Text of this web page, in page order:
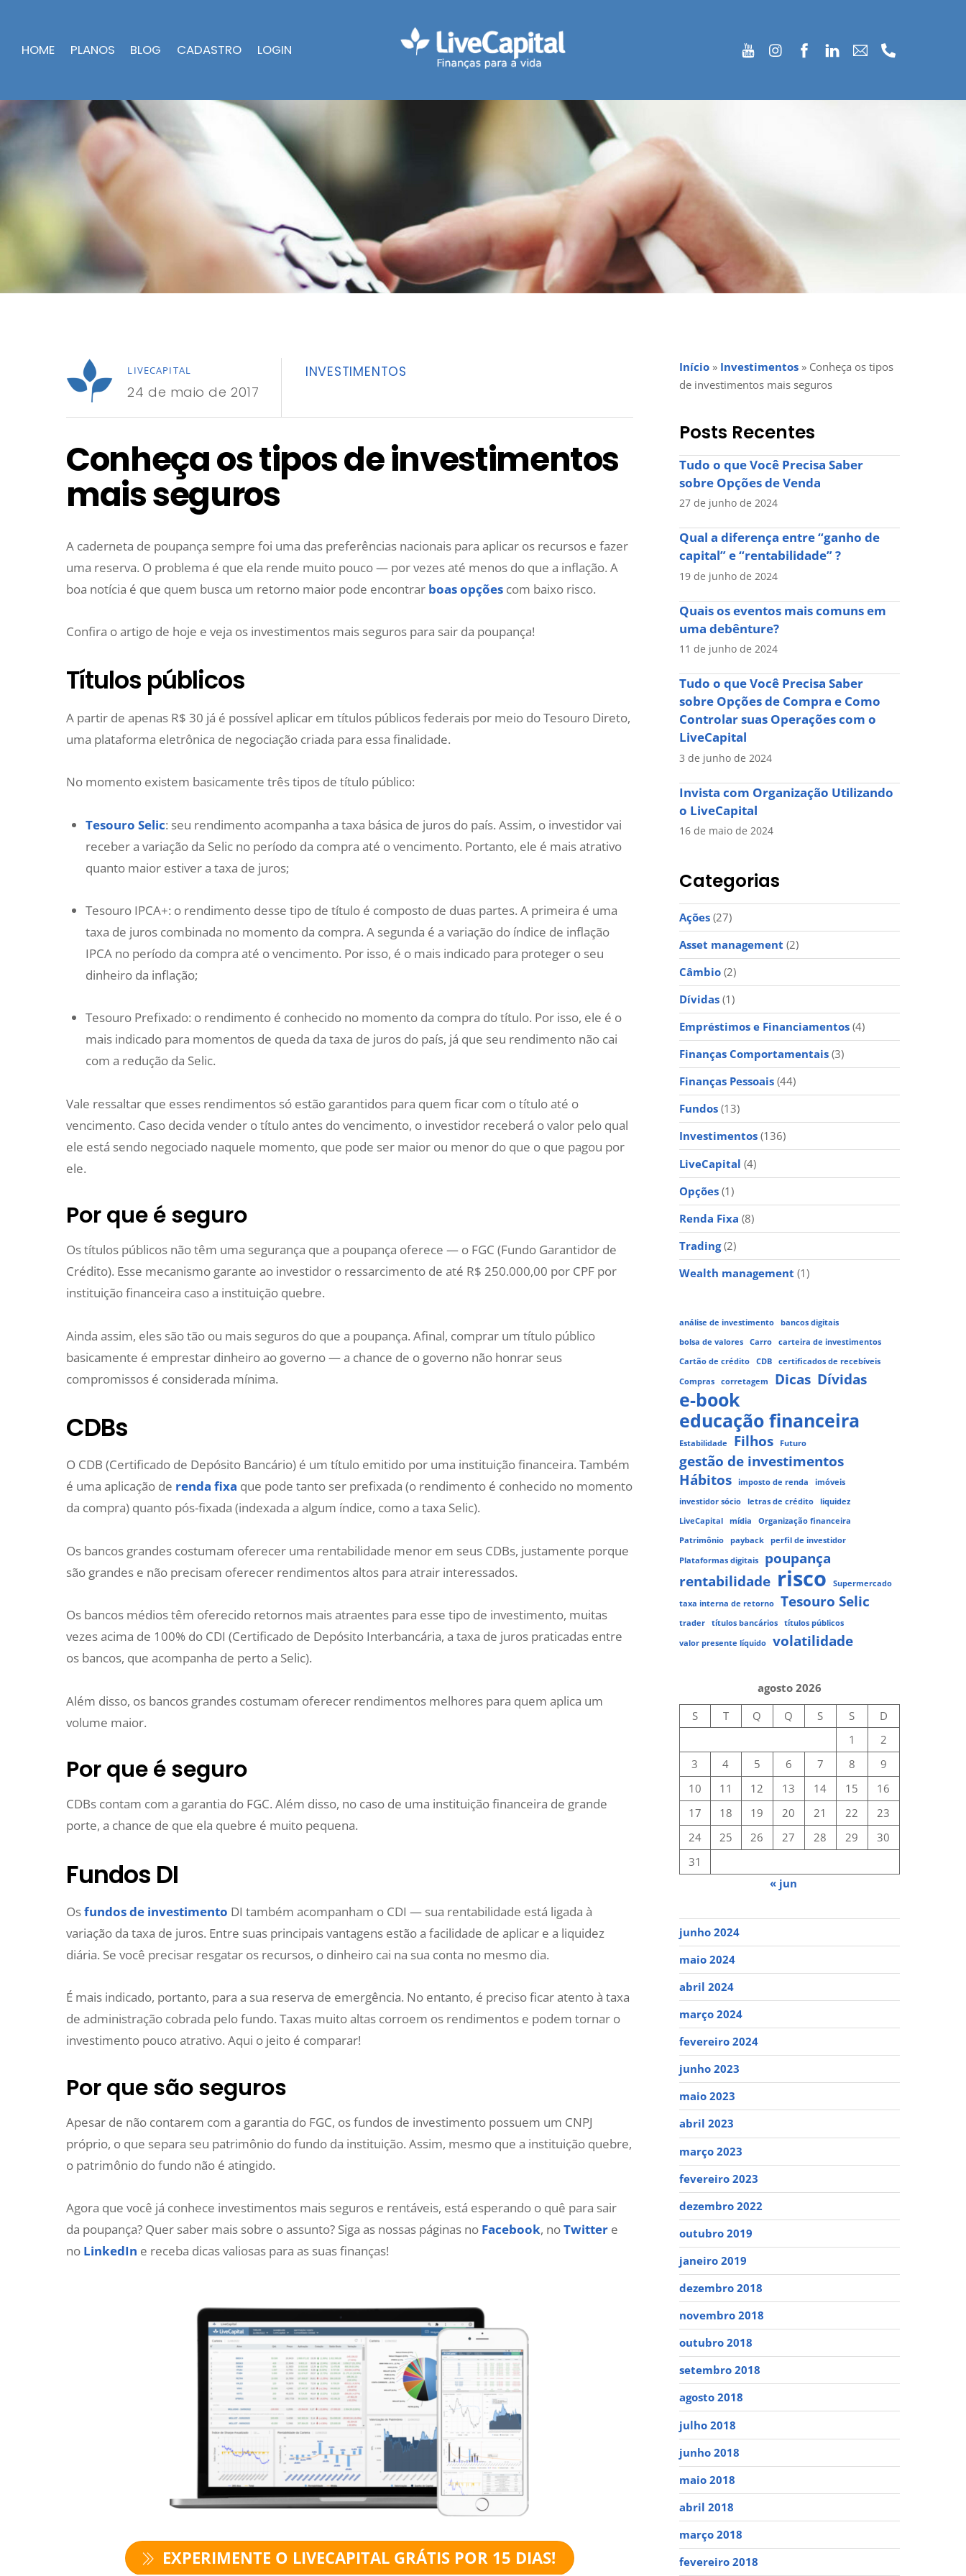
HOME PLANOS BLOG CADASTRO LOGIN
LIVECAPITAL
24 de maio de 2017
INVESTIMENTOS
Conheça os tipos de investimentos
mais seguros
A caderneta de poupança sempre foi uma das preferências nacionais para aplicar os recursos e fazer
uma reserva. O problema é que ela rende muito pouco — por vezes até menos do que a inflação. A
boa notícia é que quem busca um retorno maior pode encontrar boas opções com baixo risco.
Confira o artigo de hoje e veja os investimentos mais seguros para sair da poupança!
Títulos públicos
A partir de apenas R$ 30 já é possível aplicar em títulos públicos federais por meio do Tesouro Direto,
uma plataforma eletrônica de negociação criada para essa finalidade.
No momento existem basicamente três tipos de título público:
Tesouro Selic: seu rendimento acompanha a taxa básica de juros do país. Assim, o investidor vai
receber a variação da Selic no período da compra até o vencimento. Portanto, ele é mais atrativo
quanto maior estiver a taxa de juros;
Tesouro IPCA+: o rendimento desse tipo de título é composto de duas partes. A primeira é uma
taxa de juros combinada no momento da compra. A segunda é a variação do índice de inflação
IPCA no período da compra até o vencimento. Por isso, é o mais indicado para proteger o seu
dinheiro da inflação;
Tesouro Prefixado: o rendimento é conhecido no momento da compra do título. Por isso, ele é o
mais indicado para momentos de queda da taxa de juros do país, já que seu rendimento não cai
com a redução da Selic.
Vale ressaltar que esses rendimentos só estão garantidos para quem ficar com o título até o
vencimento. Caso decida vender o título antes do vencimento, o investidor receberá o valor pelo qual
ele está sendo negociado naquele momento, que pode ser maior ou menor do que o que pagou por
ele.
Por que é seguro
Os títulos públicos não têm uma segurança que a poupança oferece — o FGC (Fundo Garantidor de
Crédito). Esse mecanismo garante ao investidor o ressarcimento de até R$ 250.000,00 por CPF por
instituição financeira caso a instituição quebre.
Ainda assim, eles são tão ou mais seguros do que a poupança. Afinal, comprar um título público
basicamente é emprestar dinheiro ao governo — a chance de o governo não honrar seus
compromissos é considerada mínima.
CDBs
O CDB (Certificado de Depósito Bancário) é um título emitido por uma instituição financeira. Também
é uma aplicação de renda fixa que pode tanto ser prefixada (o rendimento é conhecido no momento
da compra) quanto pós-fixada (indexada a algum índice, como a taxa Selic).
Os bancos grandes costumam oferecer uma rentabilidade menor em seus CDBs, justamente porque
são grandes e não precisam oferecer rendimentos altos para atrair interessados.
Os bancos médios têm oferecido retornos mais atraentes para esse tipo de investimento, muitas
vezes acima de 100% do CDI (Certificado de Depósito Interbancária, a taxa de juros praticadas entre
os bancos, que acompanha de perto a Selic).
Além disso, os bancos grandes costumam oferecer rendimentos melhores para quem aplica um
volume maior.
Por que é seguro
CDBs contam com a garantia do FGC. Além disso, no caso de uma instituição financeira de grande
porte, a chance de que ela quebre é muito pequena.
Fundos DI
Osfundos de investimento DI também acompanham o CDI — sua rentabilidade está ligada à
variação da taxa de juros. Entre suas principais vantagens estão a facilidade de aplicar e a liquidez
diária. Se você precisar resgatar os recursos, o dinheiro cai na sua conta no mesmo dia.
É mais indicado, portanto, para a sua reserva de emergência. No entanto, é preciso ficar atento à taxa
de administração cobrada pelo fundo. Taxas muito altas corroem os rendimentos e podem tornar o
investimento pouco atrativo. Aqui o jeito é comparar!
Por que são seguros
Apesar de não contarem com a garantia do FGC, os fundos de investimento possuem um CNPJ
próprio, o que separa seu patrimônio do fundo da instituição. Assim, mesmo que a instituição quebre,
o patrimônio do fundo não é atingido.
Agora que você já conhece investimentos mais seguros e rentáveis, está esperando o quê para sair
da poupança? Quer saber mais sobre o assunto? Siga as nossas páginas no Facebook, noTwitter e
no LinkedIn e receba dicas valiosas para as suas finanças!
EXPERIMENTE O LIVECAPITAL GRÁTIS POR 15 DIAS!
Início » Investimentos »Conheça os tipos
de investimentos mais seguros
Posts Recentes
Tudo o que Você Precisa Saber
sobre Opções de Venda
27 de junho de 2024
Qual a diferença entre “ganho de
capital” e “rentabilidade” ?
19 de junho de 2024
Quais os eventos mais comuns em
uma debênture?
11 de junho de 2024
Tudo o que Você Precisa Saber
sobre Opções de Compra e Como
Controlar suas Operações com o
LiveCapital
3 de junho de 2024
Invista com Organização Utilizando
o LiveCapital
16 de maio de 2024
Categorias
Ações(27)
Asset management (2)
Câmbio(2)
Dívidas(1)
Empréstimos e Financiamentos(4)
Finanças Comportamentais(3)
Finanças Pessoais(44)
Fundos(13)
Investimentos(136)
LiveCapital (4)
Opções(1)
Renda Fixa (8)
Trading(2)
Wealth management (1)
análise de investimento
bancos digitais
bolsa de valores
Carro
carteira de investimentos
Cartão de crédito
CDB
certificados de recebíveis
Compras
corretagem Dicas Dívidas
e-book
educação financeira
Estabilidade Filhos Futuro
gestão de investimentos
Hábitos
imposto de renda
imóveis
investidor sócio
letras de crédito
liquidez
LiveCapital
mídia
Organização financeira
Patrimônio
payback
perfil de investidor
Plataformas digitais
poupança
rentabilidade risco
Supermercado
taxa interna de retorno
Tesouro Selic
trader títulos bancários
títulos públicos
valor presente líquido
volatilidade
agosto 2026
S
T Q Q S S
D
1
2
3
4 5 6 7 8
9
10
11 12 13 14 15
16
17
18 19 20 21 22
23
24
25 26 27 28 29
30
31
« jun
junho 2024
maio 2024
abril 2024
março 2024
fevereiro 2024
junho 2023
maio 2023
abril 2023
março 2023
fevereiro 2023
dezembro 2022
outubro 2019
janeiro 2019
dezembro 2018
novembro 2018
outubro 2018
setembro 2018
agosto 2018
julho 2018
junho 2018
maio 2018
abril 2018
março 2018
fevereiro 2018